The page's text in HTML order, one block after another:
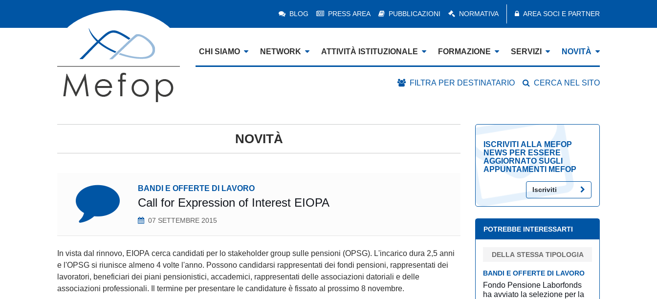
BLOG PRESS AREA PUBBLICAZIONI NORMATIVA AREA SOCI E PARTNER
CHI SIAMO NETWORK ATTIVITÀ ISTITUZIONALE FORMAZIONE SERVIZI NOVITÀ
FILTRA PER DESTINATARIO CERCA NEL SITO
NOVITÀ
BANDI E OFFERTE DI LAVORO
Call for Expression of Interest EIOPA
07 SETTEMBRE 2015
In vista dal rinnovo, EIOPA cerca candidati per lo stakeholder group sulle pensioni (OPSG). L'incarico dura 2,5 anni
e l'OPSG si riunisce almeno 4 volte l'anno. Possono candidarsi rappresentati dei fondi pensioni, rappresentati dei
lavoratori, beneficiari dei piani pensionistici, accademici, rappresentati delle associazioni datoriali e delle
associazioni professionali. Il termine per presentare le candidature è fissato al prossimo 8 novembre.
ISCRIVITI ALLA MEFOP
NEWS PER ESSERE
AGGIORNATO SUGLI
APPUNTAMENTI MEFOP
Iscriviti
POTREBBE INTERESSARTI
DELLA STESSA TIPOLOGIA
BANDI E OFFERTE DI LAVORO
Fondo Pensione Laborfonds
ha avviato la selezione per la